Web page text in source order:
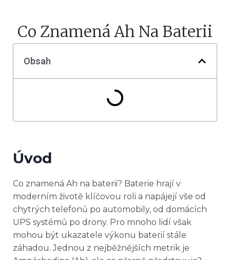
Co Znamená Ah Na Baterii
Obsah
Úvod
Co znamená Ah na baterii? Baterie hrají v
moderním životě klíčovou roli a napájejí vše od
chytrých telefonů po automobily, od domácích
UPS systémů po drony. Pro mnoho lidí však
mohou být ukazatele výkonu baterií stále
záhadou. Jednou z nejběžnějších metrik je